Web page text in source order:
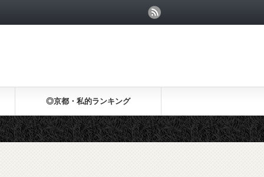
◎京都・私的ランキング